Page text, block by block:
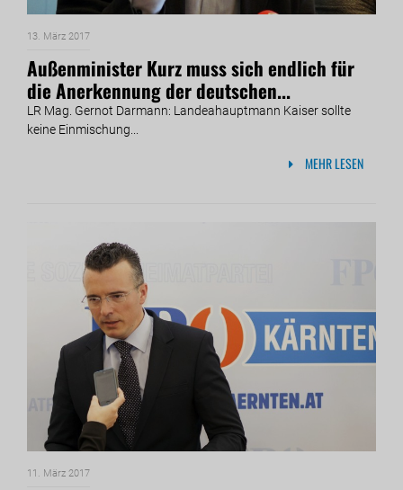
13. März 2017
Außenminister Kurz muss sich endlich für
die Anerkennung der deutschen...
LR Mag. Gernot Darmann: Landeahauptmann Kaiser sollte
keine Einmischung...
MEHR LESEN
11. März 2017